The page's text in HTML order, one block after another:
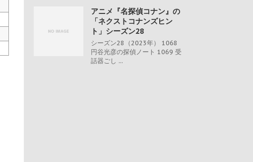
アニメ『名探偵コナン』の
「ネクストコナンズヒン
ト」シーズン28
シーズン28（2023年） 1068
円谷光彦の探偵ノート 1069 受
話器ごし ...